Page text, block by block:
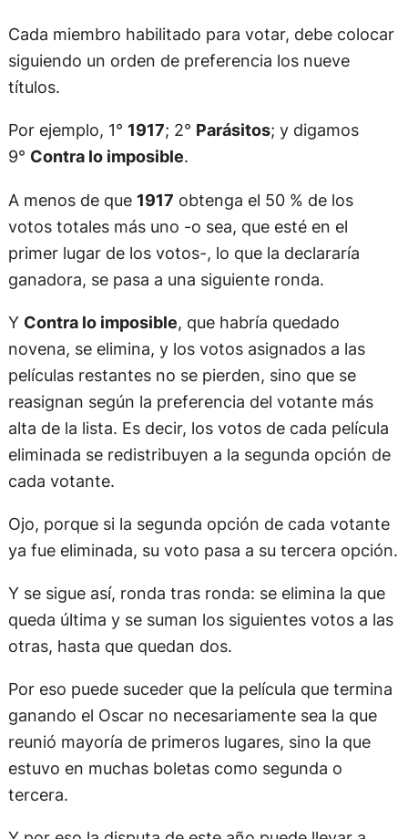
Cada miembro habilitado para votar, debe colocar
siguiendo un orden de preferencia los nueve
títulos.
Por ejemplo, 1° 1917; 2° Parásitos; y digamos
9° Contra lo imposible.
A menos de que 1917 obtenga el 50 % de los
votos totales más uno -o sea, que esté en el
primer lugar de los votos-, lo que la declararía
ganadora, se pasa a una siguiente ronda.
Y Contra lo imposible, que habría quedado
novena, se elimina, y los votos asignados a las
películas restantes no se pierden, sino que se
reasignan según la preferencia del votante más
alta de la lista. Es decir, los votos de cada película
eliminada se redistribuyen a la segunda opción de
cada votante.
Ojo, porque si la segunda opción de cada votante
ya fue eliminada, su voto pasa a su tercera opción.
Y se sigue así, ronda tras ronda: se elimina la que
queda última y se suman los siguientes votos a las
otras, hasta que quedan dos.
Por eso puede suceder que la película que termina
ganando el Oscar no necesariamente sea la que
reunió mayoría de primeros lugares, sino la que
estuvo en muchas boletas como segunda o
tercera.